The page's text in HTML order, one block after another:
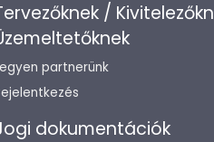
/
partnerünk
dokumentációk